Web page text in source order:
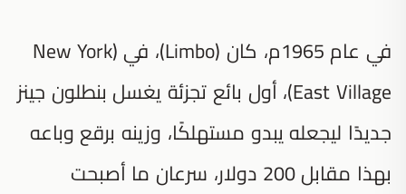
في عام 1965م، كان (Limbo)، في (New York
East Village)، أول بائع تجزئة يغسل بنطلون جينز
جديدًا ليجعله يبدو مستهلكًا، وزينه برقع وباعه
بهذا مقابل 200 دولار، سرعان ما أصبحت